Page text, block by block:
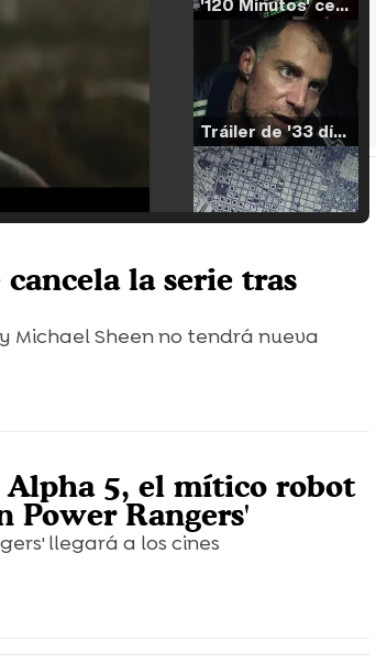
Tráiler de '33 días', la nueva serie de Atresplayer con Julián Villagrán y José Manuel Poga
la serie tras
Michael Sheen no tendrá nueva
5, el mítico robot
Power Rangers'
llegará a los cines